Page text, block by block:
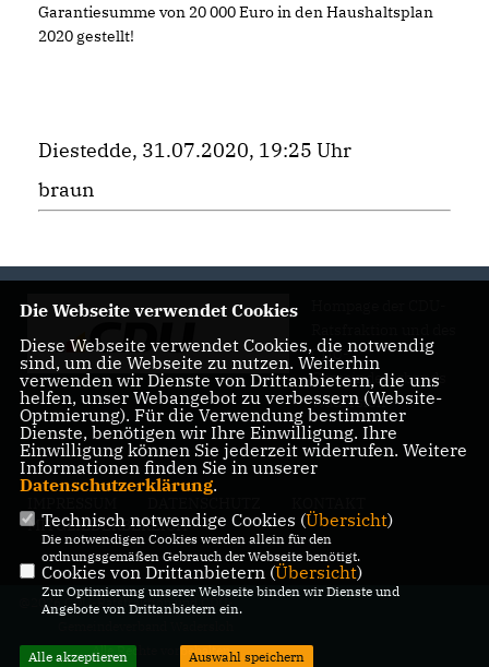
Garantiesumme von 20 000 Euro in den Haushaltsplan
2020 gestellt!
Diestedde, 31.07.2020, 19:25 Uhr
braun
CDU-
Gemeindeverbands
Wadersloh
MITGLIEDERBEREICH
@2026 CDU-Ratsfraktion und CDU-
Alle Rechte vorbehalten.
Die Webseite verwendet Cookies
Diese Webseite verwendet Cookies, die notwendig
sind, um die Webseite zu nutzen. Weiterhin
verwenden wir Dienste von Drittanbietern, die uns
helfen, unser Webangebot zu verbessern (Website-
Optmierung). Für die Verwendung bestimmter
Dienste, benötigen wir Ihre Einwilligung. Ihre
Einwilligung können Sie jederzeit widerrufen. Weitere
Informationen finden Sie in unserer
Datenschutzerklärung.
Technisch notwendige Cookies (Übersicht)
Die notwendigen Cookies werden allein für den
ordnungsgemäßen Gebrauch der Webseite benötigt.
Cookies von Drittanbietern (Übersicht)
Zur Optimierung unserer Webseite binden wir Dienste und
Angebote von Drittanbietern ein.
Alle akzeptieren Auswahl speichern